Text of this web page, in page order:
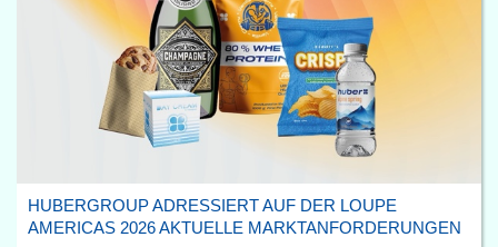
HUBERGROUP ADRESSIERT AUF DER LOUPE
AMERICAS 2026 AKTUELLE MARKTANFORDERUNGEN